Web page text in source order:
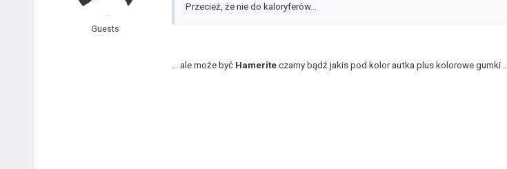
Guests
Przecież, że nie do kaloryferów...
... ale może być Hameriteczarny bądź jakis pod kolor autka plus kolorowe gumki ...